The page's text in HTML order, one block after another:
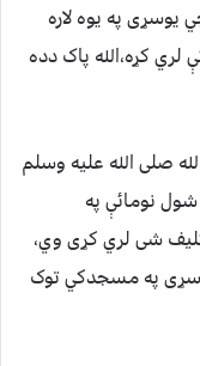
په يوه لاره
لري کړه،الله پاک دده
صلی الله عليه وسلم
نومائې په
شی لري کړی وي،
په مسجدکي توک